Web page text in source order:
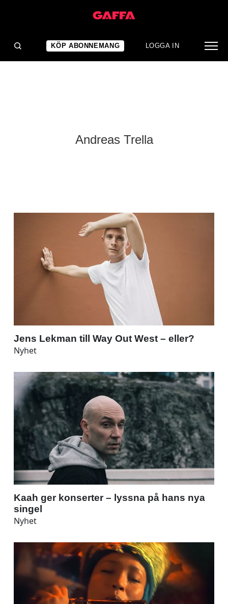
KÖP ABONNEMANG LOGGA IN
Andreas Trella
Jens Lekman till Way Out West – eller?
Nyhet
Kaah ger konserter – lyssna på hans nya
singel
Nyhet